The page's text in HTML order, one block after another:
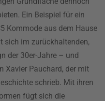
Ein Beispiel für ein
Kommode aus dem Hause
sich im zurückhaltenden,
der 30er-Jahre – und
Xavier Pauchard, der mit
schrieb. Mit ihren
fügt sich die